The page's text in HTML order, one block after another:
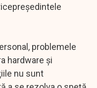
problemele
hardware şi
nu sunt